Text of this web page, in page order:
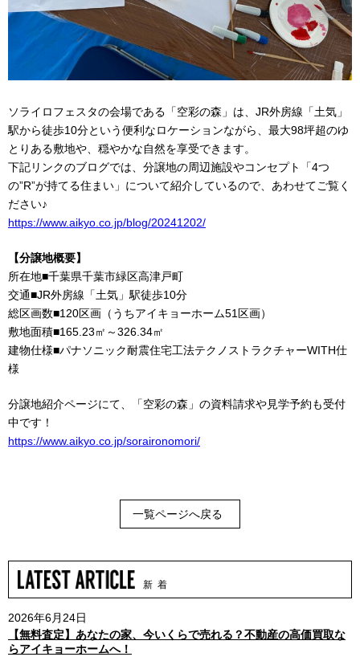
ソライロフェスタの会場である「空彩の森」は、JR外房線「土気」
駅から徒歩10分という便利なロケーションながら、最大98坪超のゆ
とりある敷地や、穏やかな自然を享受できます。
下記リンクのブログでは、分譲地の周辺施設やコンセプト「4つ
の”R”が持てる住まい」について紹介しているので、あわせてご覧く
ださい♪
https://www.aikyo.co.jp/blog/20241202/
【分譲地概要】
所在地■千葉県千葉市緑区高津戸町
交通■JR外房線「土気」駅徒歩10分
総区画数■120区画（うちアイキョーホーム51区画）
敷地面積■165.23㎡～326.34㎡
建物仕様■パナソニック耐震住宅工法テクノストラクチャーWITH仕
様
分譲地紹介ページにて、「空彩の森」の資料請求や見学予約も受付
中です！
https://www.aikyo.co.jp/soraironomori/
一覧ページへ戻る
新 着
2026年6月24日
【無料査定】あなたの家、今いくらで売れる？不動産の高価買取な
らアイキョーホームへ！